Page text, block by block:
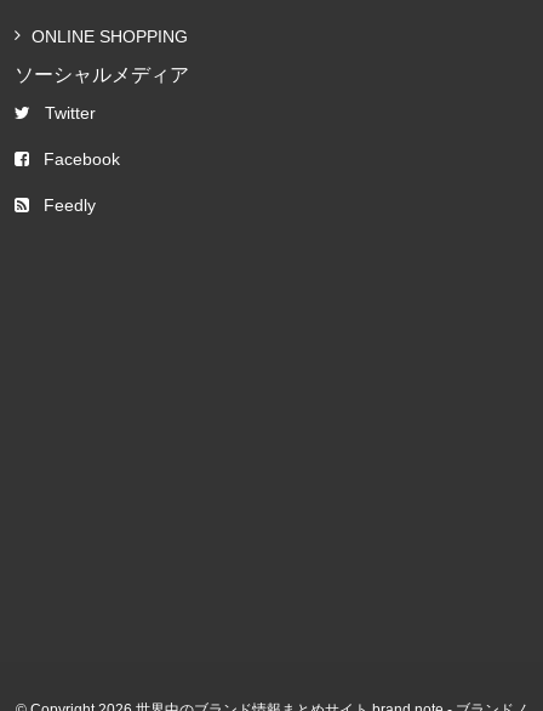
ONLINE SHOPPING
ソーシャルメディア
Twitter
Facebook
Feedly